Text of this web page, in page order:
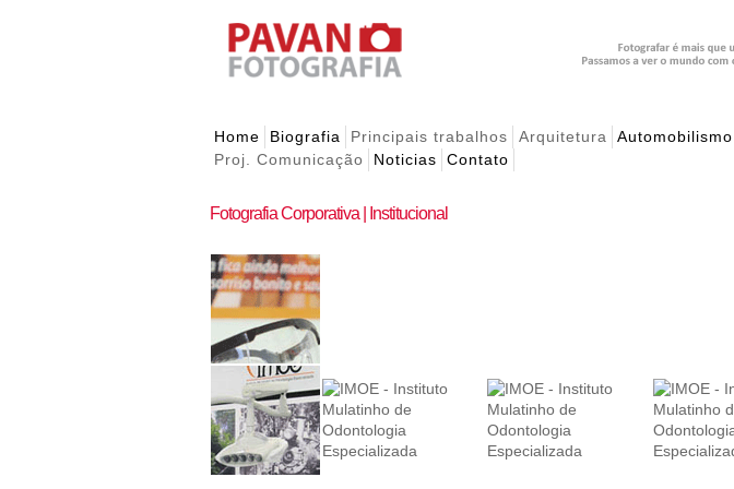
Home Biografia Principais trabalhos Arquitetura Automobilismo
Proj. Comunicação
Noticias Contato
Fotografia Corporativa | Institucional